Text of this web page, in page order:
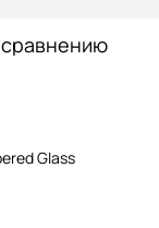
Glass